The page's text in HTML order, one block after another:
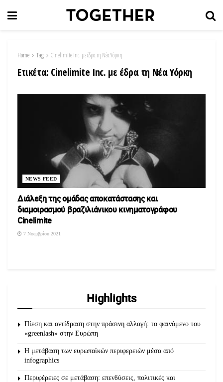
Home Tag Cinelimite Inc. με έδρα τη Νέα Υόρκη
Ετικέτα: Cinelimite Inc. με έδρα τη Νέα Υόρκη
NEWS FEED
Διάλεξη της ομάδας αποκατάστασης και
διαμοιρασμού βραζιλιάνικου κινηματογράφου
Cinelimite
7 Νοεμβρίου 2021
Highlights
Πίεση και αντίδραση στην πράσινη αλλαγή: το φαινόμενο του
«greenlash» στην Ευρώπη
Η μετάβαση των ευρωπαϊκών περιφερειών μέσα από
infographics
Περιφέρειες σε μετάβαση: επενδύσεις, πολιτικές και